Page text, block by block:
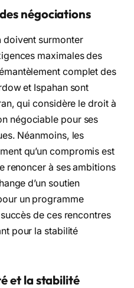
négociations
doivent surmonter
maximales des
complet des
et Ispahan sont
qui considère le droit à
négociable pour ses
Néanmoins, les
qu’un compromis est
renoncer à ses ambitions
d’un soutien
un programme
de ces rencontres
pour la stabilité
et la stabilité